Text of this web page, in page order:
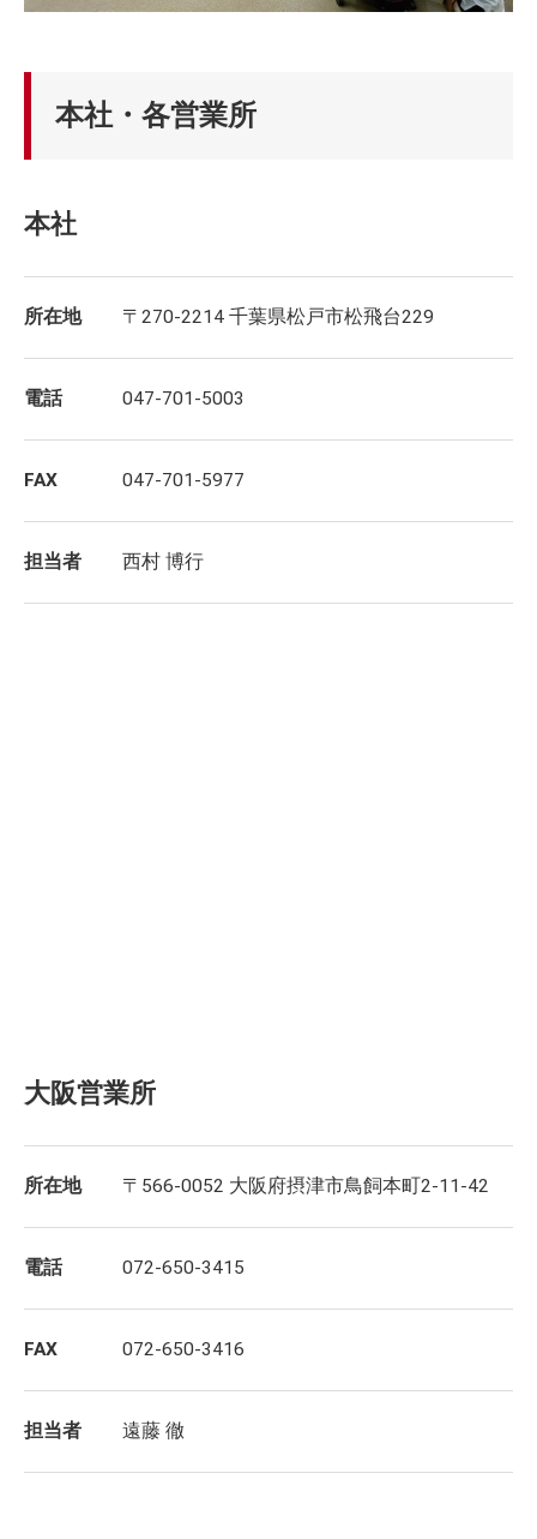
本社・各営業所
本社
所在地 〒270-2214 千葉県松戸市松飛台229
電話 047-701-5003
FAX 047-701-5977
担当者 西村 博行
大阪営業所
所在地 〒566-0052 大阪府摂津市鳥飼本町2-11-42
電話 072-650-3415
FAX 072-650-3416
担当者 遠藤 徹